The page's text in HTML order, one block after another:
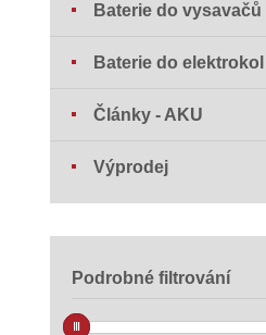
Baterie do vysavačů
Baterie do elektrokol
Články - AKU
Výprodej
Podrobné filtrování